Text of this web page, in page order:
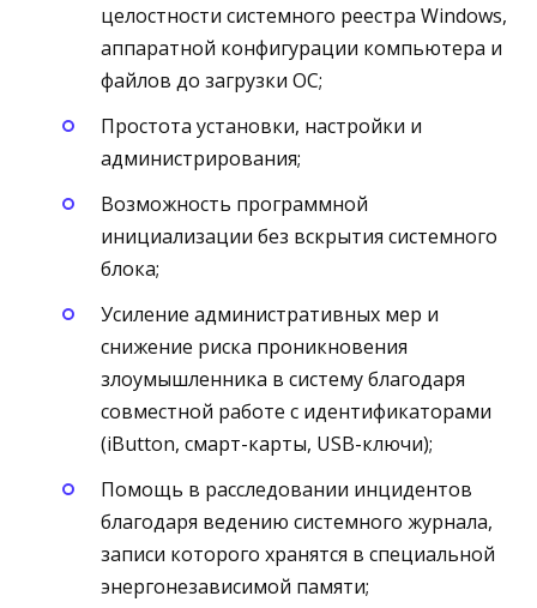
целостности системного реестра Windows,
аппаратной конфигурации компьютера и
файлов до загрузки ОС;
Простота установки, настройки и
администрирования;
Возможность программной
инициализации без вскрытия системного
блока;
Усиление административных мер и
снижение риска проникновения
злоумышленника в систему благодаря
совместной работе с идентификаторами
(iButton, смарт-карты, USB-ключи);
Помощь в расследовании инцидентов
благодаря ведению системного журнала,
записи которого хранятся в специальной
энергонезависимой памяти;